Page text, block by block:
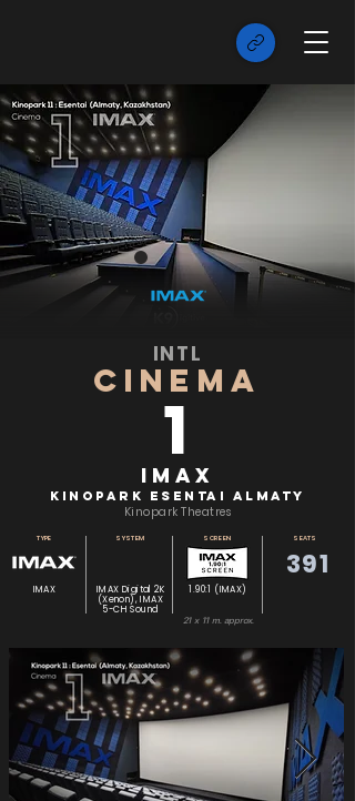
INTL
1
CINEMA
IMAX
Kinopark Esentai Almaty
Kinopark Theatres
TYPE
IMAX
SYSTEM
IMAX Digital 2K
(Xenon), IMAX
5-CH Sound
SCREEN
1.90:1 (IMAX)
21 x 11 m. approx.
SEATS
391